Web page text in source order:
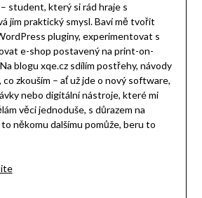
student, který si rád hraje s
jim praktický smysl. Baví mě tvořit
pluginy, experimentovat s
e-shop postavený na print-on-
blogu xqe.cz sdílím postřehy, návody
zkouším – ať už jde o nový software,
nebo digitální nástroje, které mi
věci jednoduše, s důrazem na
někomu dalšímu pomůže, beru to